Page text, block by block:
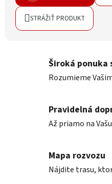
STRÁŽIŤ PRODUKT
Široká
Rozumieme
Pravidelná
Až priamo na
Mapa rozvozu
Nájdite trasu,